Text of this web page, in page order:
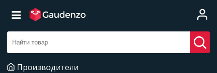
Производители